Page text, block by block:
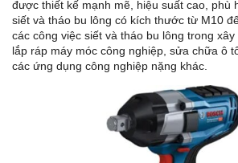
được thiết kế mạnh mẽ, hiệu suất cao, phù
siết và tháo bu lông có kích thước từ M10
các công việc siết và tháo bu lông trong xây
lắp ráp máy móc công nghiệp, sửa chữa ô
các ứng dụng công nghiệp nặng khác.